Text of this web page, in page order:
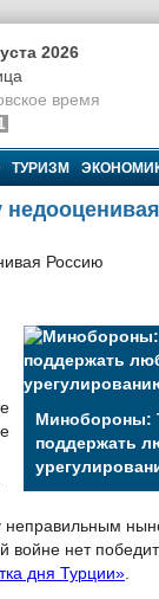
2026
время
ТУРИЗМ
Минобороны:
поддержать
войне нет
дня Турции».